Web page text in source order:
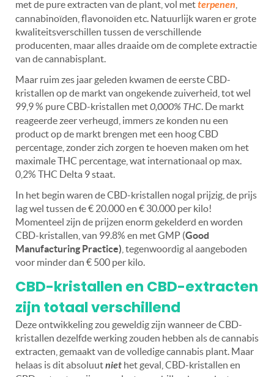
met de pure extracten van de plant, vol metterpenen
cannabinoïden, flavonoïden etc. Natuurlijk waren er grote
kwaliteitsverschillen tussen de verschillende
producenten, maar alles draaide om de complete extractie
van de cannabisplant.
Maar ruim zes jaar geleden kwamen de eerste CBD-
kristallen op de markt van ongekende zuiverheid, tot wel
99,9 % pure CBD-kristallen met0,000% THC. De markt
reageerde zeer verheugd, immers ze konden nu een
product op de markt brengen met een hoog CBD
percentage, zonder zich zorgen te hoeven maken om het
maximale THC percentage, wat internationaal op max.
0,2% THC Delta 9 staat.
In het begin waren de CBD-kristallen nogal prijzig, de prijs
lag wel tussen de € 20.000 en € 30.000 per kilo!
Momenteel zijn de prijzen enorm gekelderd en worden
CBD-kristallen, van 99.8% en met GMP (Good
Manufacturing Practice) , tegenwoordig al aangeboden
voor minder dan € 500 per kilo.
CBD-kristallen en CBD-extracten
zijn totaal verschillend
Deze ontwikkeling zou geweldig zijn wanneer de CBD-
kristallen dezelfde werking zouden hebben als de cannabis
extracten, gemaakt van de volledige cannabis plant. Maar
helaas is dit absoluutniet het geval, CBD-kristallen en